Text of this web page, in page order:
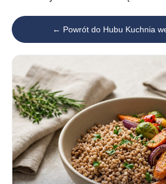
← Powrót do Hubu Kuchnia